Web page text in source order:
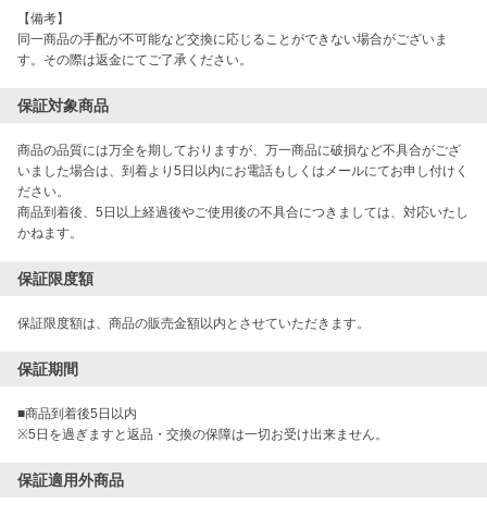
【備考】
同一商品の手配が不可能など交換に応じることができない場合がございま
保証対象商品
商品の品質には万全を期しておりますが、万一商品に破損など不具合がござ
いました場合は、到着より5日以内にお電話もしくはメールにてお申し付けく
ださい。
商品到着後、5日以上経過後やご使用後の不具合につきましては、対応いたし
かねます。
保証限度額
保証限度額は、商品の販売金額以内とさせていただきます。
保証期間
■商品到着後5日以内
※5日を過ぎますと返品・交換の保障は一切お受け出来ません。
保証適用外商品